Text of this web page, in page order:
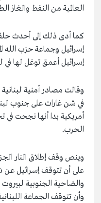
العالمية من النفط والغاز
كما أدى ذلك إلى أحدث
إسرائيل وجماعة حزب الله
إسرائيل أعمق توغل لها في لبنان
وقالت مصادر أمنية لبنانية
في شن غارات على جنوب
أمريكية بدا أنها نجحت
الحرب.
وينص وقف إطلاق النار
على أن تتوقف إسرائيل
والضاحية الجنوبية
وأن تتوقف الجماعة